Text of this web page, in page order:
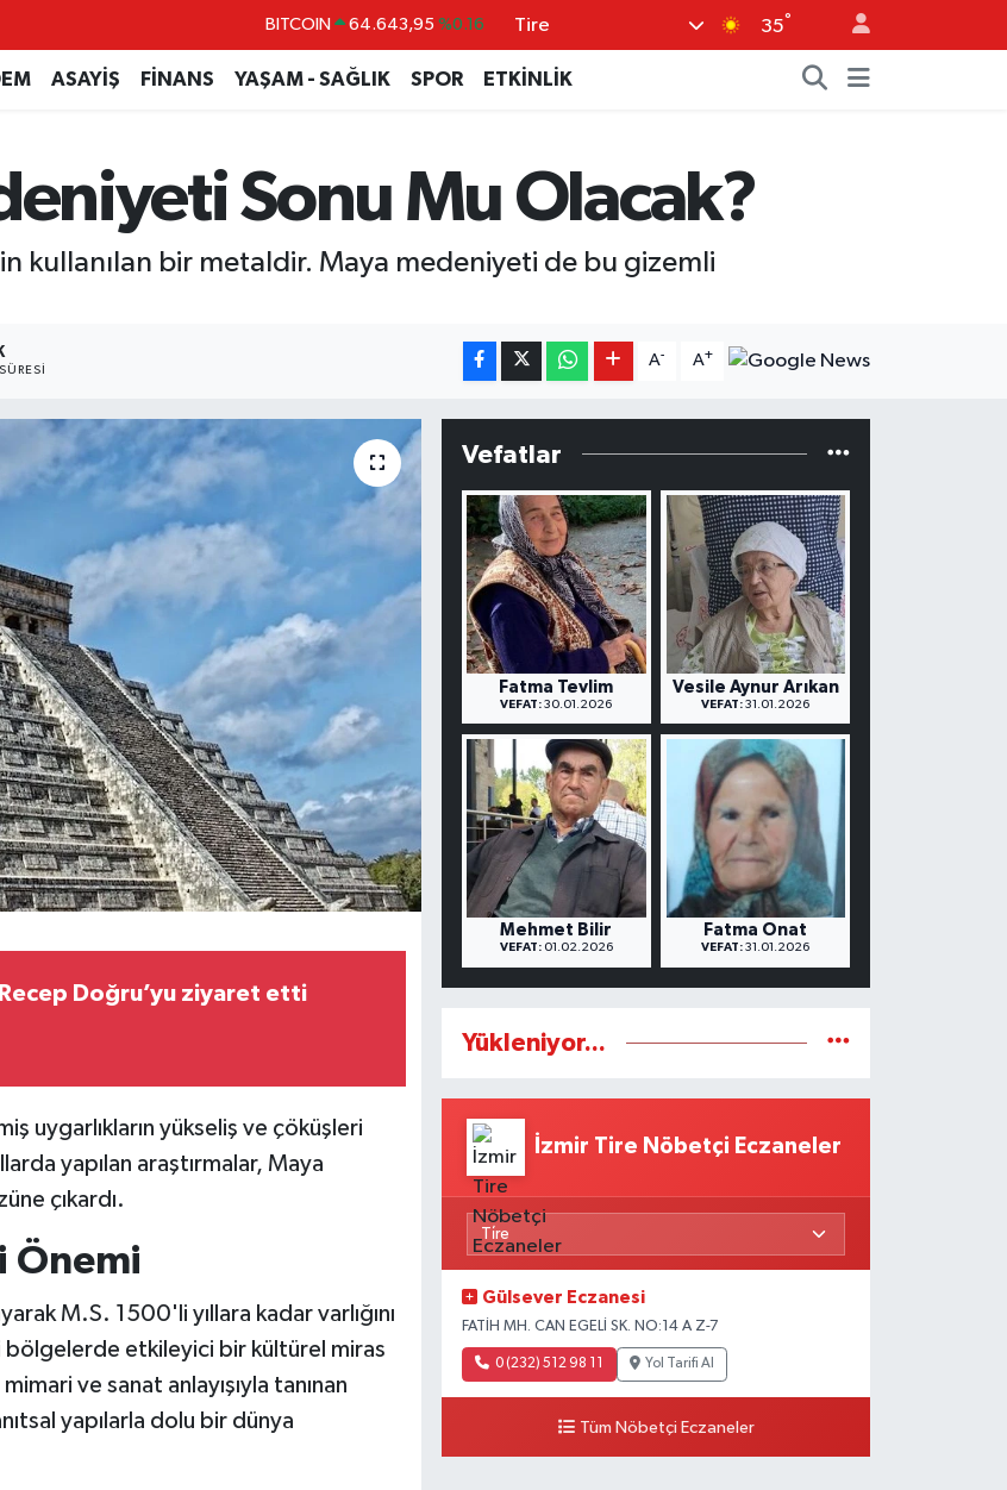
DOLAR 47,6006 %0.06
EURO 55,0250 %0.02
BİST100 13.799 %70
Tire 35°
ASAYİŞ FİNANS YAŞAM - SAĞLIK SPOR ETKİNLİK
Sonu Mu Olacak?
kullanılan bir metaldir. Maya medeniyeti de bu gizemli
A- A+
Doğru’yu ziyaret etti
uygarlıkların yükseliş ve çöküşleri
yapılan araştırmalar, Maya
çıkardı.
Önemi
M.S. 1500'li yıllara kadar varlığını
etkileyici bir kültürel miras
ve sanat anlayışıyla tanınan
yapılarla dolu bir dünya
Vefatlar
Fatma Tevlim
VEFAT: 30.01.2026
Vesile Aynur Arıkan
VEFAT: 31.01.2026
Mehmet Bilir
VEFAT:01.02.2026
Fatma Onat
VEFAT: 31.01.2026
Yükleniyor...
İzmir Tire Nöbetçi Eczaneler
Gülsever Eczanesi
FATİH MH. CAN EGELİ SK. NO:14 A Z-7
0 (232) 512 98 11 Yol Tarifi Al
Tüm Nöbetçi Eczaneler